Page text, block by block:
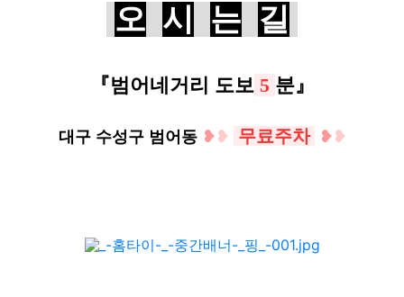
오 시 는 길
『범어네거리 도보 5 분』
대구 수성구 범어동 ❥ ❥ 무료주차 ❥ ❥